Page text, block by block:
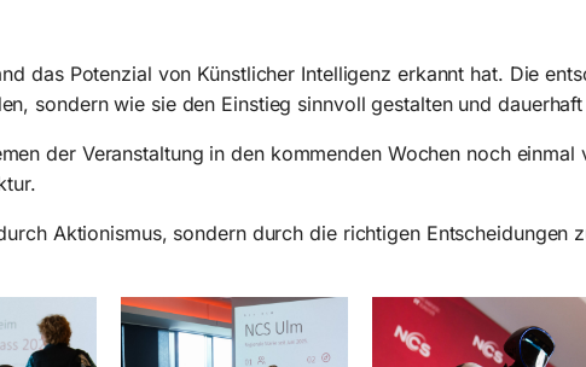
das Potenzial von Künstlicher Intelligenz erkannt hat. Die
sondern wie sie den Einstieg sinnvoll gestalten und
der Veranstaltung in den kommenden Wochen noch
Aktionismus, sondern durch die richtigen Entscheidungen